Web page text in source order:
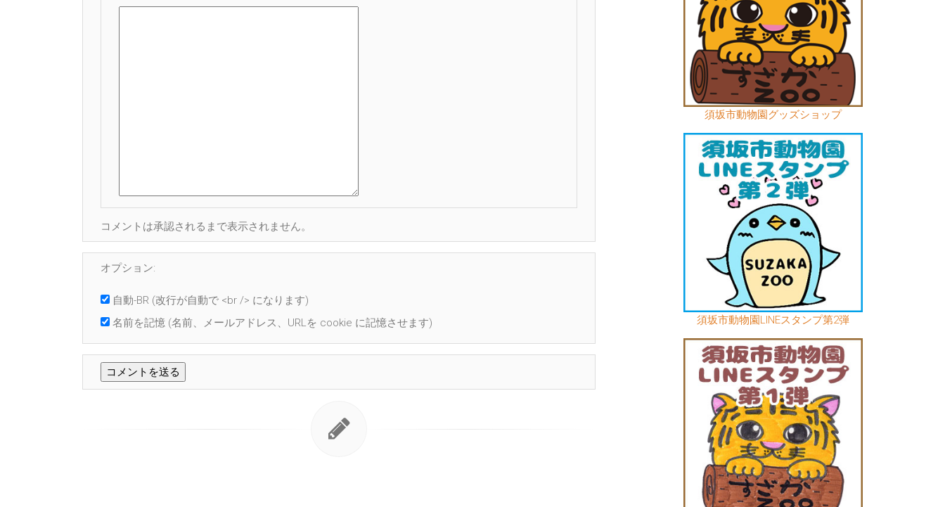
コメントは承認されるまで表示されません。
オプション:
自動-BR (改行が自動で <br /> になります)
名前を記憶 (名前、メールアドレス、URLを cookie に記憶させます)
須坂市動物園グッズショップ
須坂市動物園LINEスタンプ第2弾